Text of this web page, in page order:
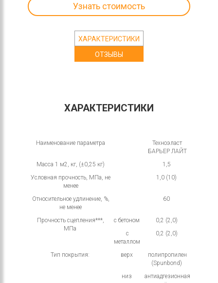
Узнать стоимость
ХАРАКТЕРИСТИКИ
ОТЗЫВЫ
ХАРАКТЕРИСТИКИ
Наименование параметра
Техноэласт
БАРЬЕР ЛАЙТ
Масса 1 м2, кг, (±0,25 кг)
1,5
Условная прочность, МПа, не
менее
1,0 (10)
Относительное удлинение, %,
не менее
60
Прочность сцепления***,
МПа
с бетоном
0,2 (2,0)
с
металлом
0,2 (2,0)
Тип покрытия: верх
полипропилен
(Spunbond)
низ
антиадгезионная